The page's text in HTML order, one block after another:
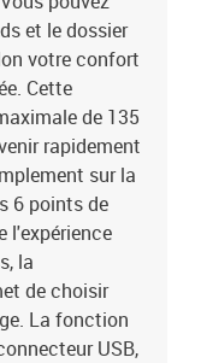
et le dossier
votre confort
Cette
de 135
rapidement
sur la
6 points de
l'expérience
la
de choisir
La fonction
USB,